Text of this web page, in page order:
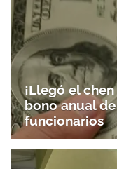
¡Llegó el
bono anual
funcionarios